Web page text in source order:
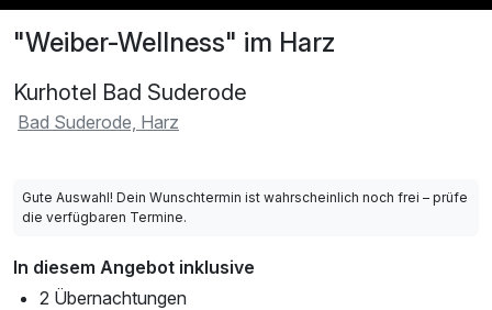
"Weiber-Wellness" im Harz
Kurhotel Bad Suderode
Bad Suderode, Harz
Gute Auswahl! Dein Wunschtermin ist wahrscheinlich noch frei – prüfe
die verfügbaren Termine.
In diesem Angebot inklusive
2 Übernachtungen